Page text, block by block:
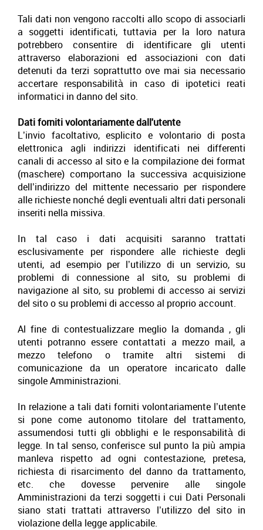
Tali dati non vengono raccolti allo scopo di associarli
a soggetti identificati, tuttavia per la loro natura
potrebbero consentire di identificare gli utenti
attraverso elaborazioni ed associazioni con dati
detenuti da terzi soprattutto ove mai sia necessario
accertare responsabilità in caso di ipotetici reati
informatici in danno del sito.
Dati forniti volontariamente dall'utente
L’invio facoltativo, esplicito e volontario di posta
elettronica agli indirizzi identificati nei differenti
canali di accesso al sito e la compilazione dei format
(maschere) comportano la successiva acquisizione
dell’indirizzo del mittente necessario per rispondere
alle richieste nonché degli eventuali altri dati personali
inseriti nella missiva.
In tal caso i dati acquisiti saranno trattati
esclusivamente per rispondere alle richieste degli
utenti, ad esempio per l’utilizzo di un servizio, su
problemi di connessione al sito, su problemi di
navigazione al sito, su problemi di accesso ai servizi
del sito o su problemi di accesso al proprio account.
Al fine di contestualizzare meglio la domanda , gli
utenti potranno essere contattati a mezzo mail, a
mezzo telefono o tramite altri sistemi di
comunicazione da un operatore incaricato dalle
singole Amministrazioni.
In relazione a tali dati forniti volontariamente l’utente
si pone come autonomo titolare del trattamento,
assumendosi tutti gli obblighi e le responsabilità di
legge. In tal senso, conferisce sul punto la più ampia
manleva rispetto ad ogni contestazione, pretesa,
richiesta di risarcimento del danno da trattamento,
etc. che dovesse pervenire alle singole
Amministrazioni da terzi soggetti i cui Dati Personali
siano stati trattati attraverso l’utilizzo del sito in
violazione della legge applicabile.